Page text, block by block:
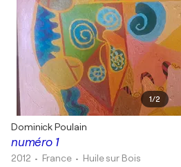
1/2
numéro 1
Dominick Poulain
2012 • France • Huile sur Bois